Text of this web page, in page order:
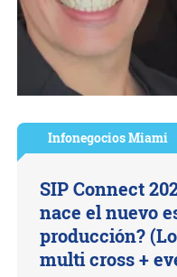
Infonegocios Miami
SIP Connect
nace el nuevo
producción?
multi cross +